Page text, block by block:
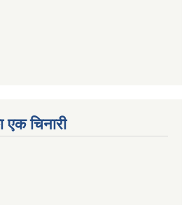
एक चिनारी